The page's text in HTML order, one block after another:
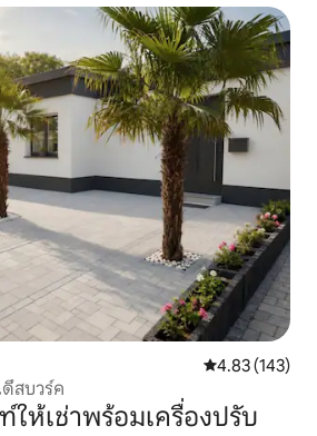
คะแนนเฉลี่ย
4.83 (143)
สบวร์ค
ให้เช่าพร้อมเครื่องปรับ